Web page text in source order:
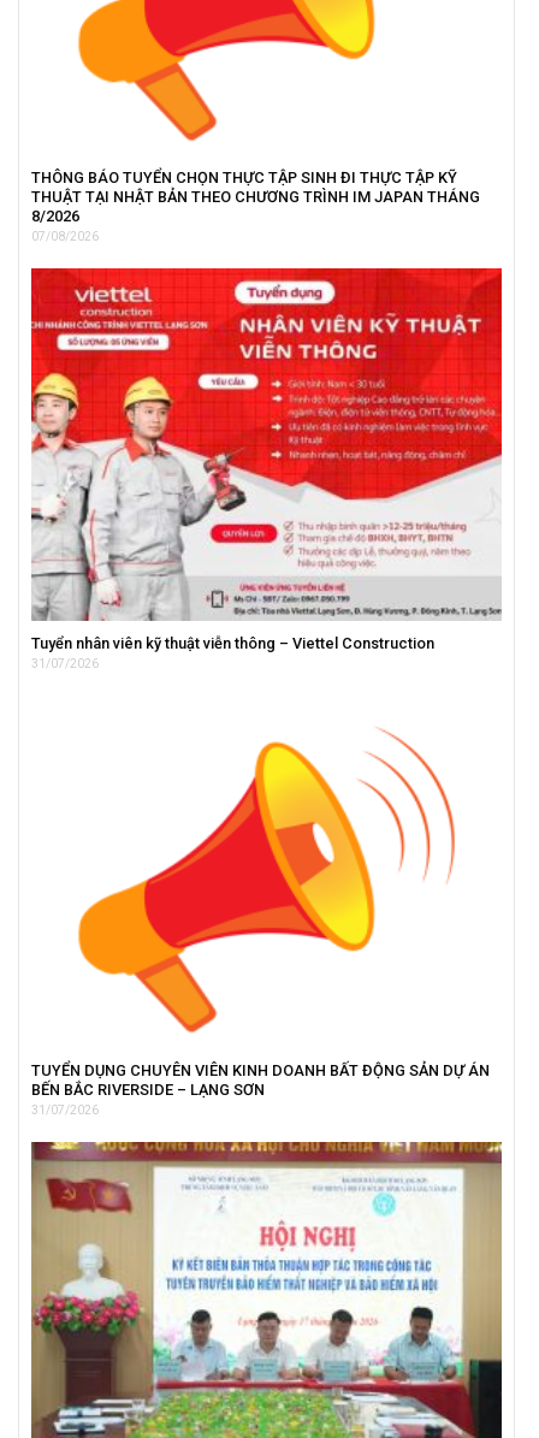
THÔNG BÁO TUYỂN CHỌN THỰC TẬP SINH ĐI THỰC TẬP KỸ
THUẬT TẠI NHẬT BẢN THEO CHƯƠNG TRÌNH IM JAPAN THÁNG
8/2026
07/08/2026
Tuyển nhân viên kỹ thuật viễn thông – Viettel Construction
31/07/2026
TUYỂN DỤNG CHUYÊN VIÊN KINH DOANH BẤT ĐỘNG SẢN DỰ ÁN
BẾN BẮC RIVERSIDE – LẠNG SƠN
31/07/2026